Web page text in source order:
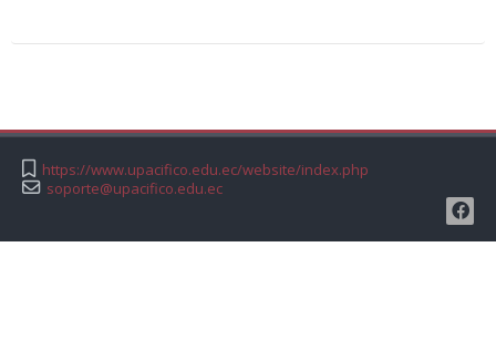
https://www.upacifico.edu.ec/website/index.php
soporte@upacifico.edu.ec